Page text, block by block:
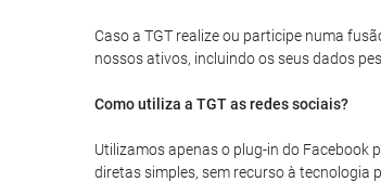
Caso a TGT realize ou participe numa
nossos ativos, incluindo os seus dados
Como utiliza a TGT as redes sociais?
Utilizamos apenas o plug-in do
diretas simples, sem recurso à tecnologia